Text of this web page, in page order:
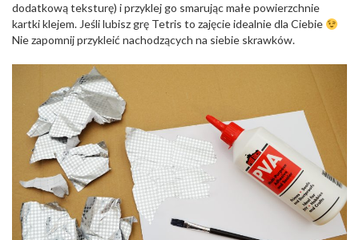
dodatkową teksturę) i przyklej go smarując małe powierzchnie
kartki klejem. Jeśli lubisz grę Tetris to zajęcie idealnie dla Ciebie
Nie zapomnij przykleić nachodzących na siebie skrawków.